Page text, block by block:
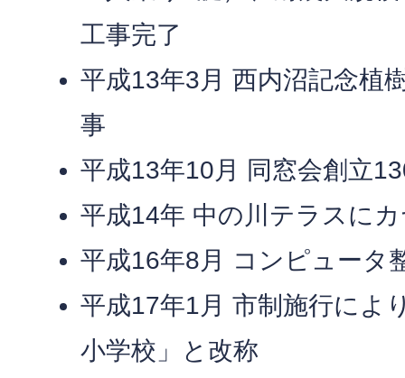
工事完了
平成13年3月 西内沼記念植
事
平成13年10月 同窓会創立
平成14年 中の川テラスに
平成16年8月 コンピュータ
平成17年1月 市制施行によ
小学校」と改称